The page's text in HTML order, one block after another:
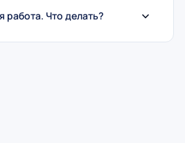
Что делать?